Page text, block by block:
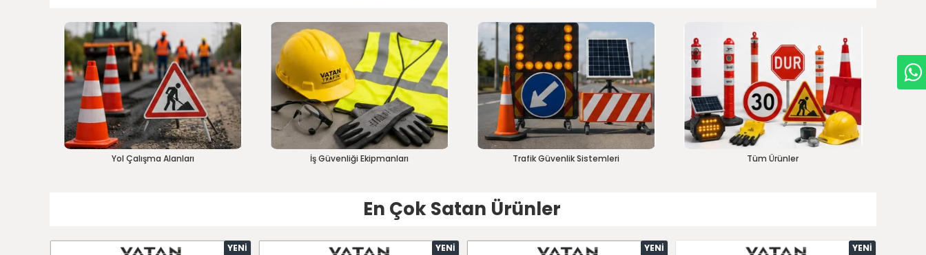
Yol Çalışma Alanları İş Güvenliği Ekipmanları Trafik Güvenlik Sistemleri Tüm Ürünler
En Çok Satan Ürünler
YENI YENI YENI YENI